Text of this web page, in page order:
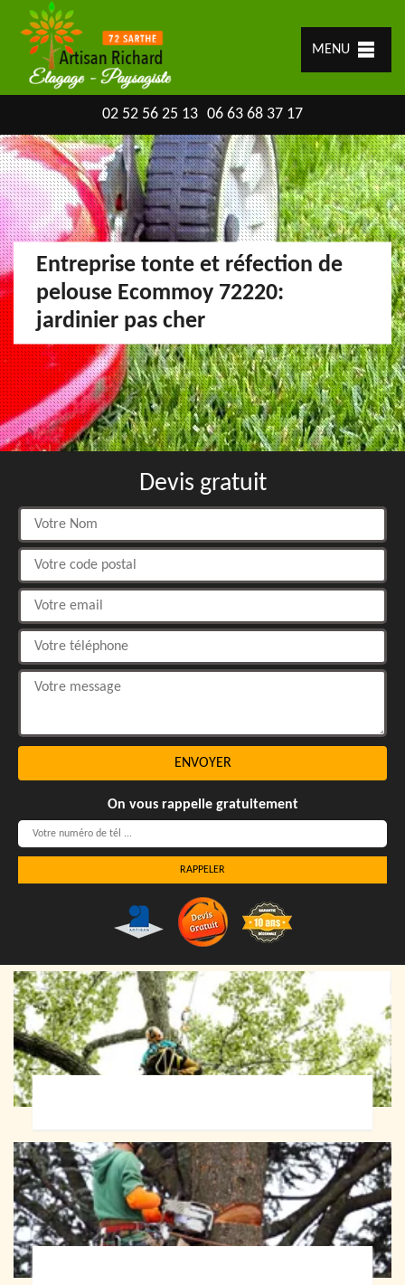
MENU
02 52 56 25 13 06 63 68 37 17
Entreprise tonte et réfection de
pelouse Ecommoy 72220:
jardinier pas cher
Devis gratuit
On vous rappelle gratuitement